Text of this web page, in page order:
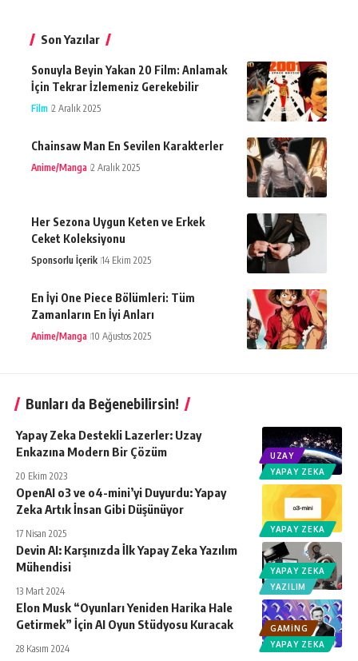
Son Yazılar
Sonuyla Beyin Yakan 20 Film: Anlamak
İçin Tekrar İzlemeniz Gerekebilir
Film 2 Aralık 2025
Chainsaw Man En Sevilen Karakterler
Anime/Manga 2 Aralık 2025
Her Sezona Uygun Keten ve Erkek
Ceket Koleksiyonu
Sponsorlu İçerik 14 Ekim 2025
En İyi One Piece Bölümleri: Tüm
Zamanların En İyi Anları
Anime/Manga 10 Ağustos 2025
Bunları da Beğenebilirsin!
UZAY
YAPAY ZEKA
Yapay Zeka Destekli Lazerler: Uzay
Enkazına Modern Bir Çözüm
20 Ekim 2023
YAPAY ZEKA
OpenAI o3 ve o4-mini’yi Duyurdu: Yapay
Zeka Artık İnsan Gibi Düşünüyor
17 Nisan 2025
YAPAY ZEKA
YAZILIM
Devin AI: Karşınızda İlk Yapay Zeka Yazılım
Mühendisi
13 Mart 2024
GAMING
YAPAY ZEKA
Elon Musk “Oyunları Yeniden Harika Hale
Getirmek” İçin AI Oyun Stüdyosu Kuracak
28 Kasım 2024